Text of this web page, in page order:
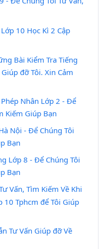
10 Học Kì 2 Cập
Bài Kiểm Tra Tiếng
đỡ Tôi. Xin Cảm
Nhân Lớp 2 - Để
Kiếm Giúp Bạn
Nội - Để Chúng Tôi
Bạn
Lớp 8 - Để Chúng Tôi
Bạn
Vấn, Tìm Kiếm Về Khi
10 Tphcm để Tôi Giúp
Tư Vấn Giúp đỡ Về